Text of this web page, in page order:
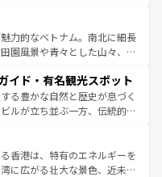
など、バラエティ豊かな料理
着の台湾情報は コンテンツ一覧を参
折々の自然美を楽しむことが
肉、絶品のストリートフード
待っている。夜には、韓国な
の多彩な魅力を心ゆくまで味
しい。 なお、新着の韓国情報はコンテンツ一
力的なベトナム。南北に細長
園風景や青々とした山々、世
く。ハノイの古い町並みやホ
代の建物も、独特の雰囲気を
エティの豊かさとおいしさで
ベトナムコーヒーなどは、ぜ
域を訪れてもあたたかい人々
、きっと忘れられない旅にな
イド・有名観光スポット
る豊かな自然と歴史が息づく
ルが立ち並ぶ一方、伝統的な
ではチェンマイなどの山岳地
はプーケットやクラビの美し
しむことができる。タイ料理
香港は、特有のエネルギーを
に広がる壮大な景色、近未来